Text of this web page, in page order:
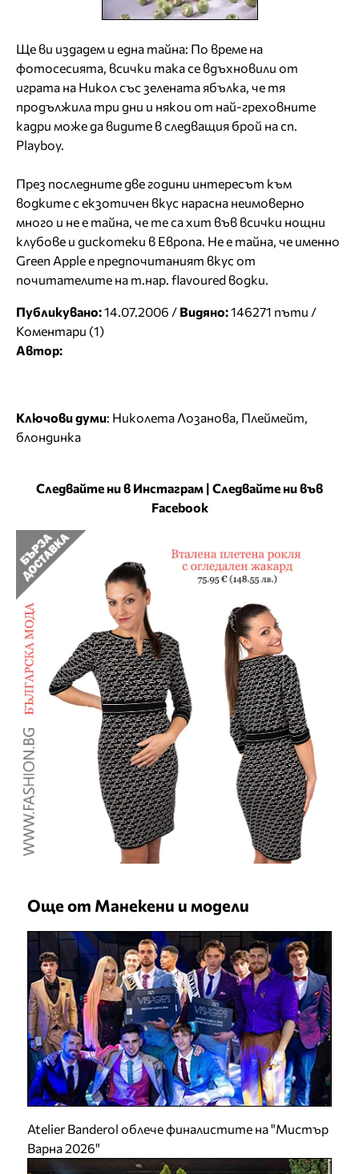
Ще ви издадем и една тайна: По време на
фотосесията, всички така се вдъхновили от
играта на Никол със зелената ябълка, че тя
продължила три дни и някои от най-греховните
кадри може да видите в следващия брой на сп.
Playboy.
През последните две години интересът към
водките с екзотичен вкус нарасна неимоверно
много и не е тайна, че те са хит във всички нощни
клубове и дискотеки в Европа. Не е тайна, че именно
Green Apple e предпочитаният вкус от
почитателите на т.нар. flavoured водки.
Публикувано:14.07.2006 / Видяно:146271 пъти /
Коментари (1)
Автор:
Ключови думи: Николета Лозанова Плеймейт
блондинка
Следвайте ни в Инстаграм | Следвайте ни във
Facebook
Още от Манекени и модели
Atelier Banderol облече финалистите на "Мистър
Варна 2026"